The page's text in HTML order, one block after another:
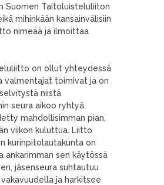
Suomen Taitoluisteluliiton
mihinkään kansainvälisiin
nimeää ja ilmoittaa
on ollut yhteydessä
valmentajat toimivat ja on
niistä
seura aikoo ryhtyä.
mahdollisimman pian,
viikon kuluttua. Liitto
kurinpitolautakunta on
ankarimman sen käytössä
jäsenseura suhtautuu
ja harkitsee